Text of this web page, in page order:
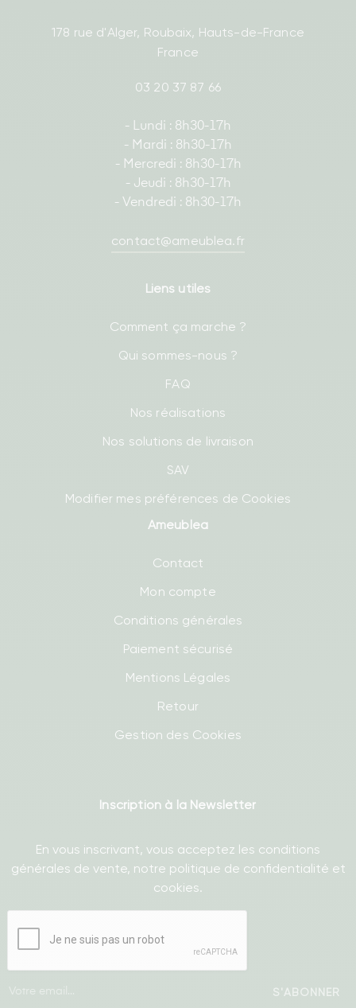
178 rue d'Alger, Roubaix, Hauts-de-France
France
03 20 37 87 66
- Lundi : 8h30-17h
- Mardi : 8h30-17h
- Mercredi : 8h30-17h
- Jeudi : 8h30-17h
- Vendredi : 8h30-17h
contact@ameublea.fr
Liens utiles
Comment ça marche ?
Qui sommes-nous ?
FAQ
Nos réalisations
Nos solutions de livraison
SAV
Modifier mes préférences de Cookies
Ameublea
Contact
Mon compte
Conditions générales
Paiement sécurisé
Mentions Légales
Retour
Gestion des Cookies
Inscription à la Newsletter
En vous inscrivant, vous acceptez les conditions
générales de vente, notre politique de confidentialité et
cookies.
S'ABONNER